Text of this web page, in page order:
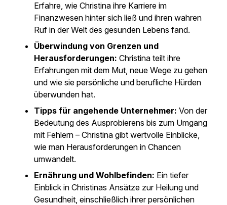
Erfahre, wie Christina ihre Karriere im
Finanzwesen hinter sich ließ und ihren wahren
Ruf in der Welt des gesunden Lebens fand.
Überwindung von Grenzen und
Herausforderungen: Christina teilt ihre
Erfahrungen mit dem Mut, neue Wege zu gehen
und wie sie persönliche und berufliche Hürden
überwunden hat.
Tipps für angehende Unternehmer: Von der
Bedeutung des Ausprobierens bis zum Umgang
mit Fehlern – Christina gibt wertvolle Einblicke,
wie man Herausforderungen in Chancen
umwandelt.
Ernährung und Wohlbefinden: Ein tiefer
Einblick in Christinas Ansätze zur Heilung und
Gesundheit, einschließlich ihrer persönlichen